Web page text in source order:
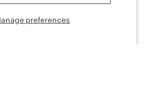
preferences